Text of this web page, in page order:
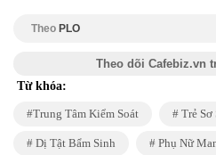
Theo PLO
Theo dõi Cafebiz.vn
Từ khóa:
Trung Tâm Kiểm Soát Trẻ Sơ
Dị Tật Bẩm Sinh Phụ Nữ